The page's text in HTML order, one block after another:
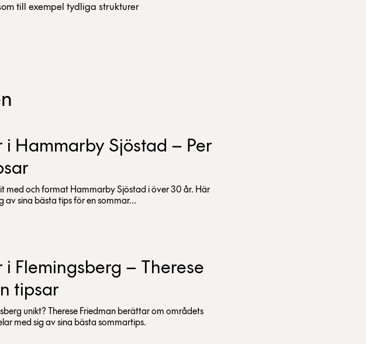
till exempel tydliga strukturer
i Hammarby Sjöstad – Per
med och format Hammarby Sjöstad i över 30 år. Här
av sina bästa tips för en sommar...
i Flemingsberg – Therese
tipsar
unikt? Therese Friedman berättar om områdets
med sig av sina bästa sommartips.